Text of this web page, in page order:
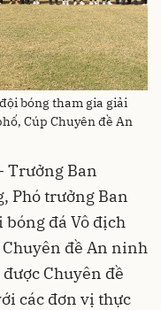
bóng tham gia giải
Cúp Chuyên đề An
Trưởng Ban
Phó trưởng Ban
đá Vô địch
Chuyên đề An ninh
Chuyên đề
các đơn vị thực